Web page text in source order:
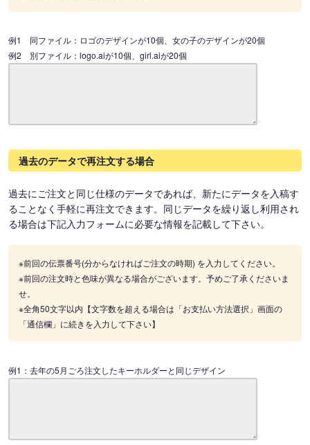
例1 同ファイル：ロゴのデザインが10個、女の子のデザインが20個
例2 別ファイル：logo.aiが10個、girl.aiが20個
過去のデータで再注文する場合
過去にご注文と同じ仕様のデータであれば、新たにデータを入稿す
ることなく手軽に再注文できます。同じデータを繰り返し利用され
る場合は下記入力フォームに必要な情報を記載して下さい。
※前回の伝票番号(分からなければご注文の時期) を入力してください。
※前回の注文時と色味が異なる場合がございます。予めご了承くださいま
せ。
※全角50文字以内【文字数を超える場合は「お支払い方法選択」画面の
「通信欄」に続きを入力して下さい】
例1：去年の5月ごろ注文したキーホルダーと同じデザイン